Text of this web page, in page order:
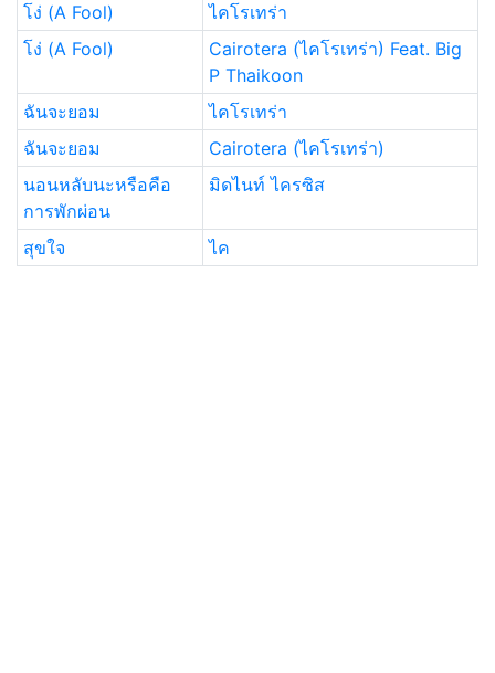
โง่ (A Fool)
ไคโรเทร่า
โง่ (A Fool)
Cairotera (ไคโรเทร่า) Feat. Big
P Thaikoon
ฉันจะยอม
ไคโรเทร่า
ฉันจะยอม
Cairotera (ไคโรเทร่า)
นอนหลับนะหรือคือ
การพักผ่อน
มิดไนท์ ไครซิส
สุขใจ ไค